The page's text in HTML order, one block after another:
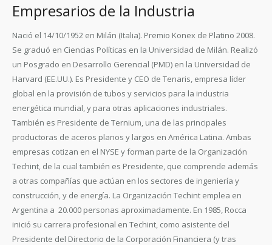
Empresarios de la Industria
Nació el 14/10/1952 en Milán (Italia). Premio Konex de Platino 2008.
Se graduó en Ciencias Políticas en la Universidad de Milán. Realizó
un Posgrado en Desarrollo Gerencial (PMD) en la Universidad de
Harvard (EE.UU.). Es Presidente y CEO de Tenaris, empresa líder
global en la provisión de tubos y servicios para la industria
energética mundial, y para otras aplicaciones industriales.
También es Presidente de Ternium, una de las principales
productoras de aceros planos y largos en América Latina. Ambas
empresas cotizan en el NYSE y forman parte de la Organización
Techint, de la cual también es Presidente, que comprende además
a otras compañías que actúan en los sectores de ingeniería y
construcción, y de energía. La Organización Techint emplea en
Argentina a 20.000 personas aproximadamente. En 1985, Rocca
inició su carrera profesional en Techint, como asistente del
Presidente del Directorio de la Corporación Financiera (y tras